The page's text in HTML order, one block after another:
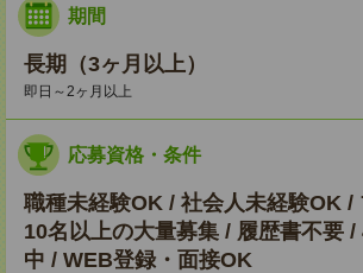
期間
長期（3ヶ月以上）
即日～2ヶ月以上
応募資格・条件
職種未経験OK / 社会人未経験OK /
10名以上の大量募集 / 履歴書不要
中 / WEB登録・面接OK